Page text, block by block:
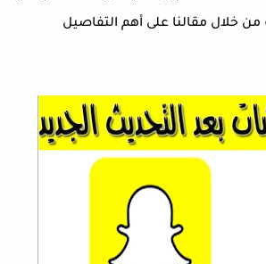
خلال مقالنا على أهم التفاصيل